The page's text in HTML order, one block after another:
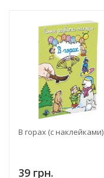
В горах (с наклейками)
39 грн.